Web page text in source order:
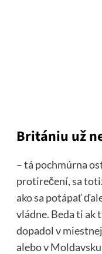
Britániu už
– tá pochmúrna
protirečení, sa
ako sa potápať
vládne. Beda ti ak
dopadol v
alebo v